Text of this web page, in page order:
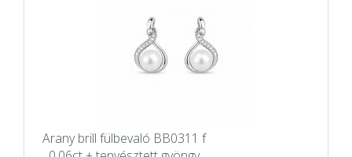
Arany brill fülbevaló BB0311 f